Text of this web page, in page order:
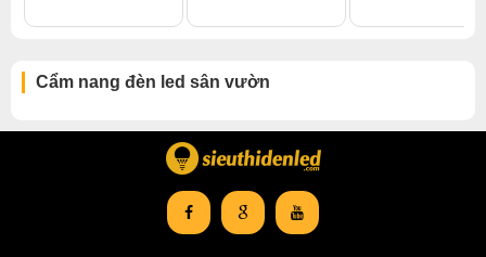
Cẩm nang đèn led sân vườn